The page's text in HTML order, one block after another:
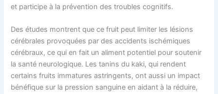
et participe à la prévention des troubles cognitifs.
Des études montrent que ce fruit peut limiter les lésions
cérébrales provoquées par des accidents ischémiques
cérébraux, ce qui en fait un aliment potentiel pour soutenir
la santé neurologique. Les tanins du kaki, qui rendent
certains fruits immatures astringents, ont aussi un impact
bénéfique sur la pression sanguine en aidant à la réduire,